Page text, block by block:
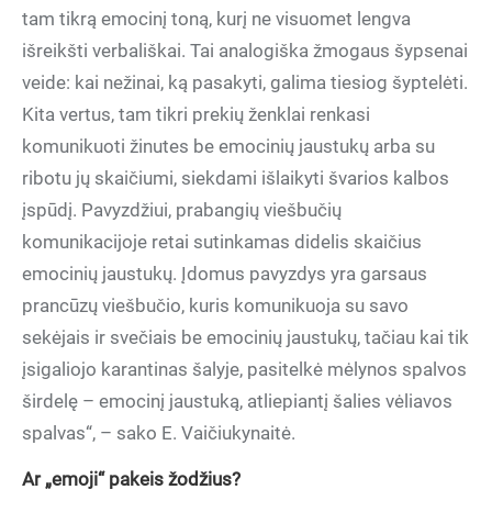
tam tikrą emocinį toną, kurį ne visuomet lengva
išreikšti verbališkai. Tai analogiška žmogaus šypsenai
veide: kai nežinai, ką pasakyti, galima tiesiog šyptelėti.
Kita vertus, tam tikri prekių ženklai renkasi
komunikuoti žinutes be emocinių jaustukų arba su
ribotu jų skaičiumi, siekdami išlaikyti švarios kalbos
įspūdį. Pavyzdžiui, prabangių viešbučių
komunikacijoje retai sutinkamas didelis skaičius
emocinių jaustukų. Įdomus pavyzdys yra garsaus
prancūzų viešbučio, kuris komunikuoja su savo
sekėjais ir svečiais be emocinių jaustukų, tačiau kai tik
įsigaliojo karantinas šalyje, pasitelkė mėlynos spalvos
širdelę – emocinį jaustuką, atliepiantį šalies vėliavos
spalvas“, – sako E. Vaičiukynaitė.
Ar „emoji“ pakeis žodžius?